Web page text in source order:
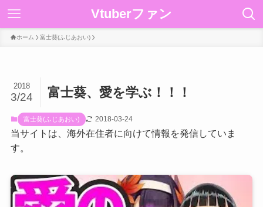
Vtuberファン
ホーム 富士葵(ふじあおい)
富士葵、愛を学ぶ！！！
2018
3/24
富士葵(ふじあおい) 2018-03-24
当サイトは、海外在住者に向けて情報を発信していま
す。